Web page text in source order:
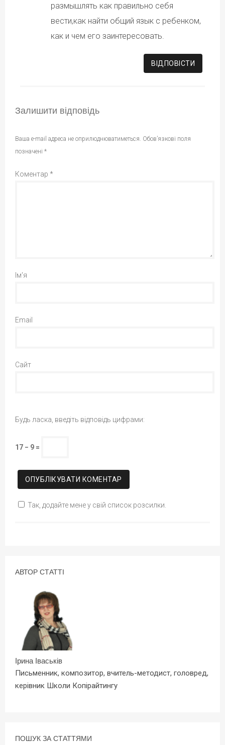
размышлять как правильно себя
вести,как найти общий язык с ребенком,
как и чем его заинтересовать.
ВІДПОВІCТИ
Залишити відповідь
Ваша e-mail адреса не оприлюднюватиметься. Обов’язкові поля
позначені *
Коментар *
Ім'я
Email
Сайт
Будь ласка, введіть відповідь цифрами:
17 − 9 =
Так, додайте мене у свій список розсилки.
АВТОР СТАТТІ
Ірина Іваськів
Письменник, композитор, вчитель-методист, головред,
керівник Школи Копірайтингу
ПОШУК ЗА СТАТТЯМИ